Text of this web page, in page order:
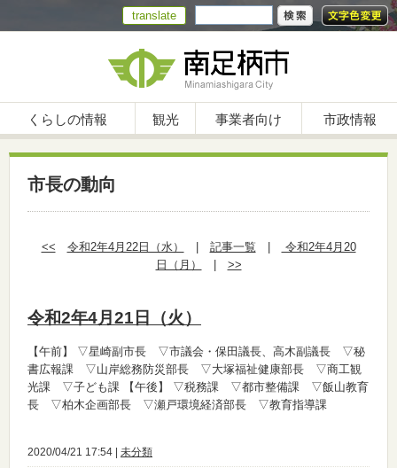
translate
くらしの情報 観光 事業者向け 市政情報
市長の動向
<< 令和2年4月22日（水） 記事一覧
令和2年4月20
日（月）
>>
令和2年4月21日（火）
【午前】
▽星崎副市長 ▽市議会・保田議長、高木副議長 ▽秘
書広報課 ▽山岸総務防災部長 ▽大塚福祉健康部長 ▽商工観
光課 ▽子ども課 【午後】
▽税務課 ▽都市整備課 ▽飯山教育
長 ▽柏木企画部長 ▽瀬戸環境経済部長 ▽教育指導課
2020/04/21 17:54 | 未分類